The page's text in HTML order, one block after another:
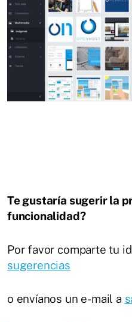
Te gustaría sugerir la
funcionalidad?
Por favor comparte tu
sugerencias
o envíanos un e-mail a